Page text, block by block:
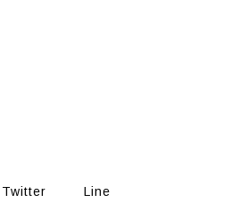
Twitter Line